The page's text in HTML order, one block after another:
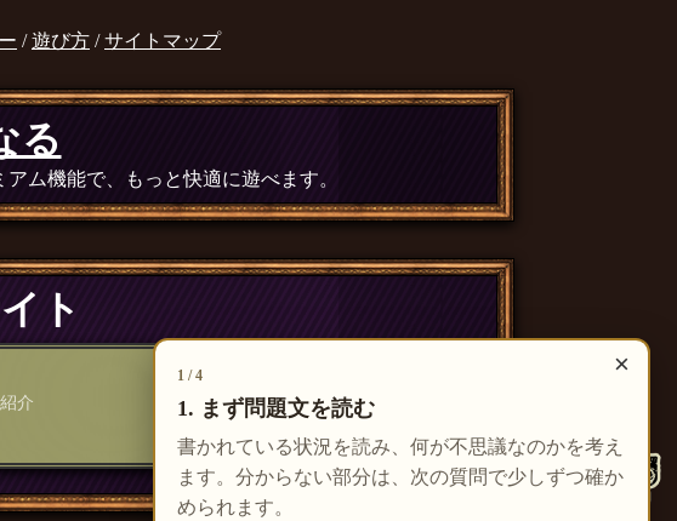
×
1 / 4
1. まず問題文を読む
書かれている状況を読み、何が不思議なのかを考え
ます。分からない部分は、次の質問で少しずつ確か
められます。
/遊び方 /サイトマップ
る
ム機能で、もっと快適に遊べます。
ト
介